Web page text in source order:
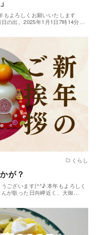
もよろしくお願いいたします
の出。2025年1月1日7時14分…
くらし
が？
ございます(^^♪ 本年もよろしく
が歌った日向岬近く、大御…